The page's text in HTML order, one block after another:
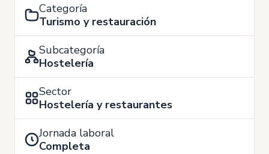
Categoría
Turismo y restauración
Subcategoría
Hostelería
Sector
Hostelería y restaurantes
Jornada laboral
Completa